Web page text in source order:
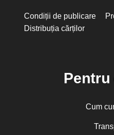
Condiții de publicare
Distribuția cărților
Cum